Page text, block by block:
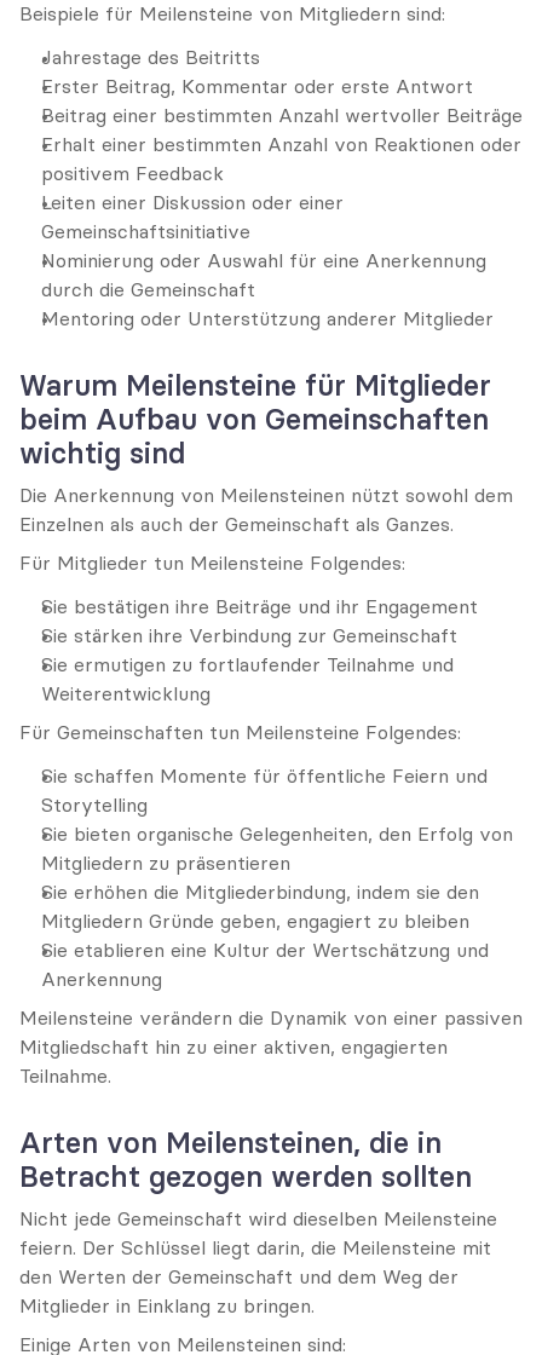
Beispiele für Meilensteine von Mitgliedern sind:
Jahrestage des Beitritts
Erster Beitrag, Kommentar oder erste Antwort
Beitrag einer bestimmten Anzahl wertvoller Beiträge
Erhalt einer bestimmten Anzahl von Reaktionen oder
positivem Feedback
Leiten einer Diskussion oder einer
Gemeinschaftsinitiative
Nominierung oder Auswahl für eine Anerkennung
durch die Gemeinschaft
Mentoring oder Unterstützung anderer Mitglieder
Warum Meilensteine für Mitglieder
beim Aufbau von Gemeinschaften
wichtig sind
Die Anerkennung von Meilensteinen nützt sowohl dem
Einzelnen als auch der Gemeinschaft als Ganzes.
Für Mitglieder tun Meilensteine Folgendes:
Sie bestätigen ihre Beiträge und ihr Engagement
Sie stärken ihre Verbindung zur Gemeinschaft
Sie ermutigen zu fortlaufender Teilnahme und
Weiterentwicklung
Für Gemeinschaften tun Meilensteine Folgendes:
Sie schaffen Momente für öffentliche Feiern und
Storytelling
Sie bieten organische Gelegenheiten, den Erfolg von
Mitgliedern zu präsentieren
Sie erhöhen die Mitgliederbindung, indem sie den
Mitgliedern Gründe geben, engagiert zu bleiben
Sie etablieren eine Kultur der Wertschätzung und
Anerkennung
Meilensteine verändern die Dynamik von einer passiven
Mitgliedschaft hin zu einer aktiven, engagierten
Teilnahme.
Arten von Meilensteinen, die in
Betracht gezogen werden sollten
Nicht jede Gemeinschaft wird dieselben Meilensteine
feiern. Der Schlüssel liegt darin, die Meilensteine mit
den Werten der Gemeinschaft und dem Weg der
Mitglieder in Einklang zu bringen.
Einige Arten von Meilensteinen sind: